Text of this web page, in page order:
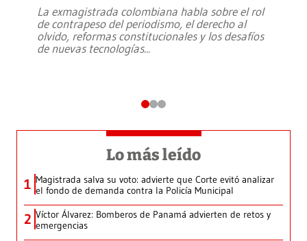
La exmagistrada colombiana habla sobre el rol
de contrapeso del periodismo, el derecho al
olvido, reformas constitucionales y los desafíos
de nuevas tecnologías...
Lo más leído
1 Magistrada salva su voto: advierte que Corte evitó analizar
el fondo de demanda contra la Policía Municipal
2 Víctor Álvarez: Bomberos de Panamá advierten de retos y
emergencias